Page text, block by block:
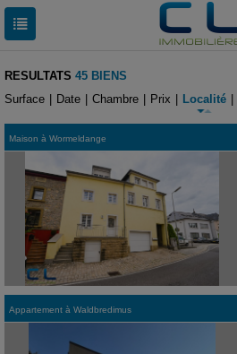
RESULTATS 45 BIENS
Surface
Date Chambre Prix Localité
Maison à Wormeldange
Appartement à Waldbredimus